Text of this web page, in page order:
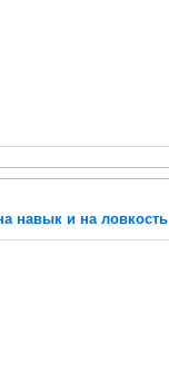
навык и на ловкость